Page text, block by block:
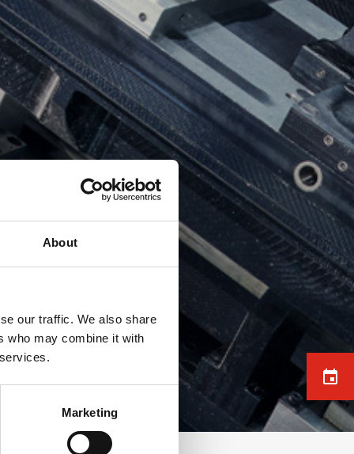
About
our traffic. We also share
who may combine it with
Marketing